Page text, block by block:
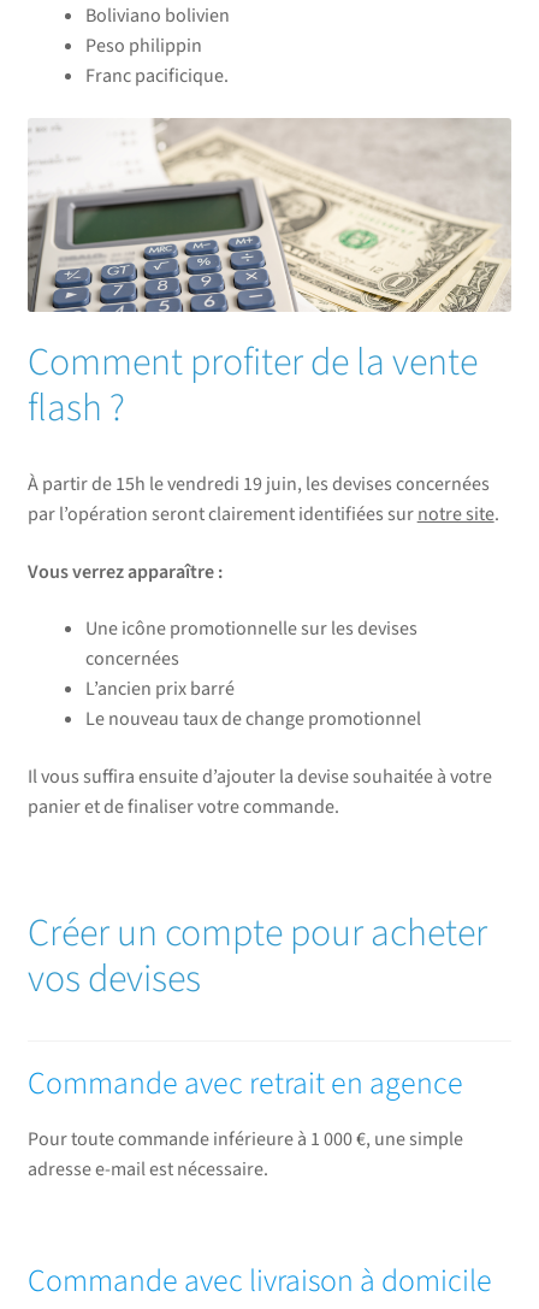
Boliviano bolivien
Peso philippin
Franc pacificique.
Comment profiter de la vente
flash ?
À partir de 15h le vendredi 19 juin, les devises concernées
par l’opération seront clairement identifiées surnotre site.
Vous verrez apparaître :
Une icône promotionnelle sur les devises
concernées
L’ancien prix barré
Le nouveau taux de change promotionnel
Il vous suffira ensuite d’ajouter la devise souhaitée à votre
panier et de finaliser votre commande.
Créer un compte pour acheter
vos devises
Commande avec retrait en agence
Pour toute commande inférieure à 1 000 €, une simple
adresse e-mail est nécessaire.
Commande avec livraison à domicile